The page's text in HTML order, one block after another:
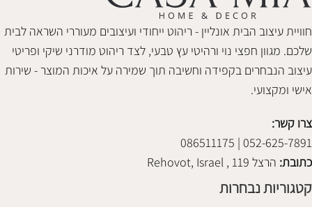
חוויית עיצוב הבית אונליין - ריהוט ייחודי ועיצובים מעוררי השראה לבית
שלכם. מגוון חפצי נוי ורהיטי עץ טבעי, לצד ריהוט מודרני שיקי ופריטי
עיצוב הנבחרים בקפידה וחשיבה תוך שמירה על איכות המוצר - שירות
אישי ומקצועי.
צרו קשר:
052-625-7891 | 086511175
כתובת: הרצל 119 , Rehovot, Israel
קטגוריות נבחרות